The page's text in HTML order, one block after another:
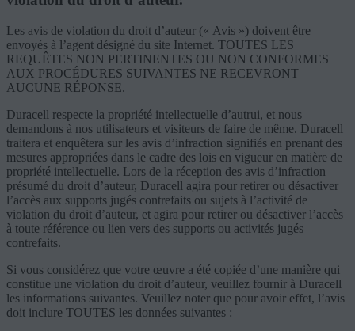
Les avis de violation du droit d’auteur (« Avis ») doivent être
envoyés à l’agent désigné du site Internet. TOUTES LES
REQUÊTES NON PERTINENTES OU NON CONFORMES
AUX PROCÉDURES SUIVANTES NE RECEVRONT
AUCUNE RÉPONSE.
Duracell respecte la propriété intellectuelle d’autrui, et nous
demandons à nos utilisateurs et visiteurs de faire de même. Duracell
traitera et enquêtera sur les avis d’infraction signifiés en prenant des
mesures appropriées dans le cadre des lois en vigueur en matière de
propriété intellectuelle. Lors de la réception des avis d’infraction
présumé du droit d’auteur, Duracell agira pour retirer ou désactiver
l’accès aux supports jugés contrefaits ou sujets à l’activité de
violation du droit d’auteur, et agira pour retirer ou désactiver l’accès
à toute référence ou lien vers des supports ou activités jugés
contrefaits.
Si vous considérez que votre œuvre a été copiée d’une manière qui
constitue une violation du droit d’auteur, veuillez fournir à Duracell
les informations suivantes. Veuillez noter que pour avoir effet, l’avis
doit inclure TOUTES les données suivantes :